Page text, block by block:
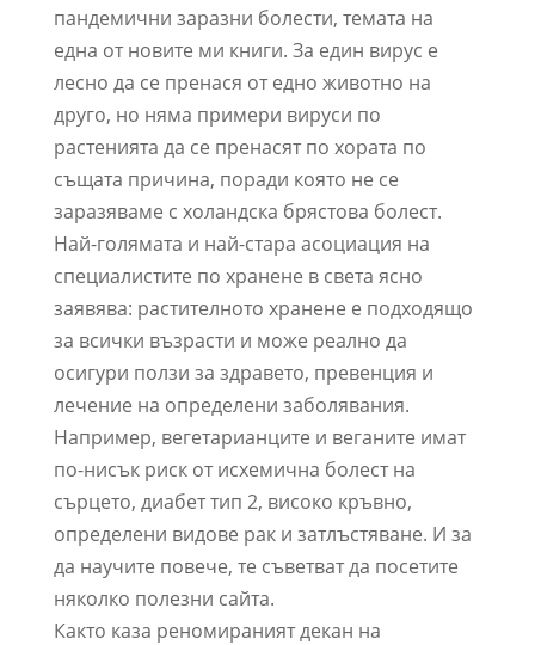
пандемични заразни болести, темата на
една от новите ми книги. За един вирус е
лесно да се пренася от едно животно на
друго, но няма примери вируси по
растенията да се пренасят по хората по
същата причина, поради която не се
заразяваме с холандска брястова болест.
Най-голямата и най-стара асоциация на
специалистите по хранене в света ясно
заявява: растителното хранене е подходящо
за всички възрасти и може реално да
осигури ползи за здравето, превенция и
лечение на определени заболявания.
Например, вегетарианците и веганите имат
по-нисък риск от исхемична болест на
сърцето, диабет тип 2, високо кръвно,
определени видове рак и затлъстяване. И за
да научите повече, те съветват да посетите
няколко полезни сайта.
Както каза реномираният декан на